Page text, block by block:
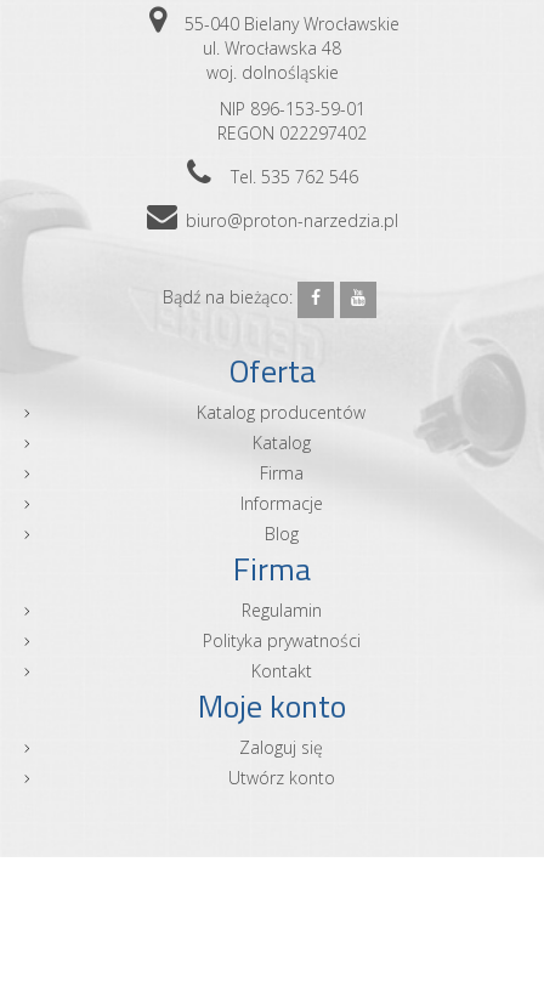
55-040 Bielany Wrocławskie
ul. Wrocławska 48
woj. dolnośląskie
NIP 896-153-59-01
REGON 022297402
Tel. 535 762 546
biuro@proton-narzedzia.pl
Bądź na bieżąco:
Oferta
Katalog producentów
Katalog
Firma
Informacje
Blog
Firma
Regulamin
Polityka prywatności
Kontakt
Moje konto
Zaloguj się
Utwórz konto